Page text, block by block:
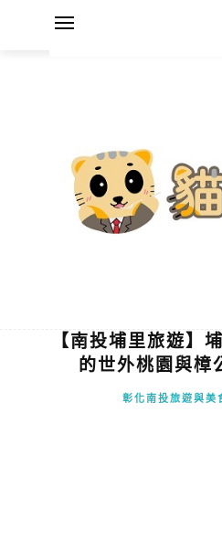
【南投埔里旅遊】
的世外桃園與樟
彰化南投旅遊與美